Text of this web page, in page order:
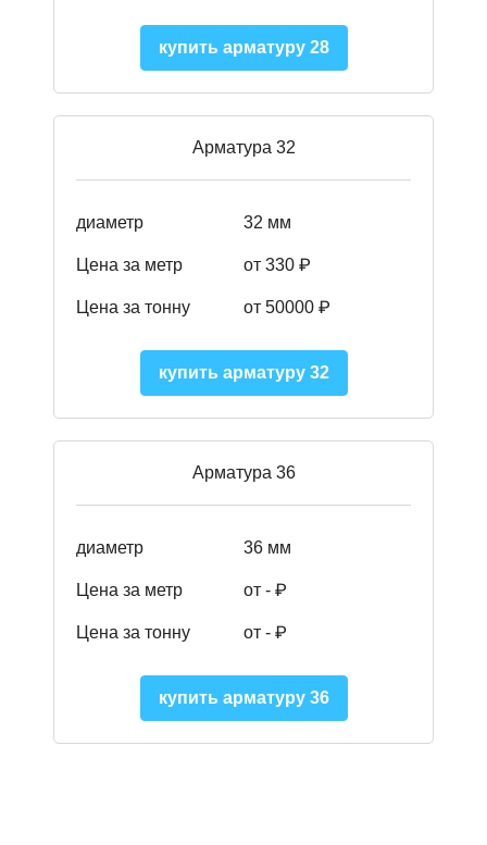
купить арматуру 28
Арматура 32
диаметр 32 мм
Цена за метр от 330 ₽
Цена за тонну от 50000 ₽
купить арматуру 32
Арматура 36
диаметр 36 мм
Цена за метр от - ₽
Цена за тонну от - ₽
купить арматуру 36